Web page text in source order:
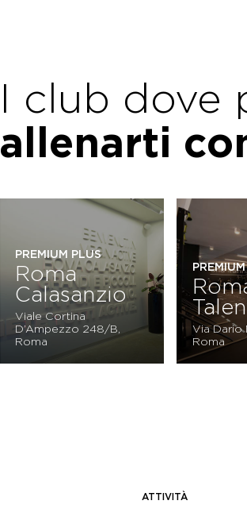
I club dove
allenarti
PREMIUM PLUS
Roma
Calasanzio
Viale Cortina
D’Ampezzo 248/B,
Roma
PREMIUM
Via Dario
Roma
ATTIVITÀ